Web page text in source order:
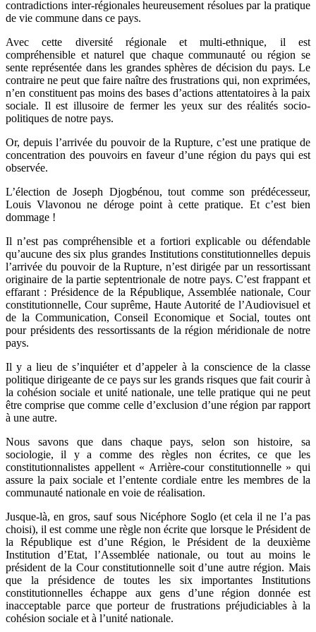
contradictions inter-régionales heureusement résolues par la pratique
de vie commune dans ce pays.
Avec cette diversité régionale et multi-ethnique, il est
compréhensible et naturel que chaque communauté ou région se
sente représentée dans les grandes sphères de décision du pays. Le
contraire ne peut que faire naître des frustrations qui, non exprimées,
n’en constituent pas moins des bases d’actions attentatoires à la paix
sociale. Il est illusoire de fermer les yeux sur des réalités socio-
politiques de notre pays.
Or, depuis l’arrivée du pouvoir de la Rupture, c’est une pratique de
concentration des pouvoirs en faveur d’une région du pays qui est
observée.
L’élection de Joseph Djogbénou, tout comme son prédécesseur,
Louis Vlavonou ne déroge point à cette pratique. Et c’est bien
dommage !
Il n’est pas compréhensible et a fortiori explicable ou défendable
qu’aucune des six plus grandes Institutions constitutionnelles depuis
l’arrivée du pouvoir de la Rupture, n’est dirigée par un ressortissant
originaire de la partie septentrionale de notre pays. C’est frappant et
effarant : Présidence de la République, Assemblée nationale, Cour
constitutionnelle, Cour suprême, Haute Autorité de l’Audiovisuel et
de la Communication, Conseil Economique et Social, toutes ont
pour présidents des ressortissants de la région méridionale de notre
pays.
Il y a lieu de s’inquiéter et d’appeler à la conscience de la classe
politique dirigeante de ce pays sur les grands risques que fait courir à
la cohésion sociale et unité nationale, une telle pratique qui ne peut
être comprise que comme celle d’exclusion d’une région par rapport
à une autre.
Nous savons que dans chaque pays, selon son histoire, sa
sociologie, il y a comme des règles non écrites, ce que les
constitutionnalistes appellent « Arrière-cour constitutionnelle » qui
assure la paix sociale et l’entente cordiale entre les membres de la
communauté nationale en voie de réalisation.
Jusque-là, en gros, sauf sous Nicéphore Soglo (et cela il ne l’a pas
choisi), il est comme une règle non écrite que lorsque le Président de
la République est d’une Région, le Président de la deuxième
Institution d’Etat, l’Assemblée nationale, ou tout au moins le
président de la Cour constitutionnelle soit d’une autre région. Mais
que la présidence de toutes les six importantes Institutions
constitutionnelles échappe aux gens d’une région donnée est
inacceptable parce que porteur de frustrations préjudiciables à la
cohésion sociale et à l’unité nationale.